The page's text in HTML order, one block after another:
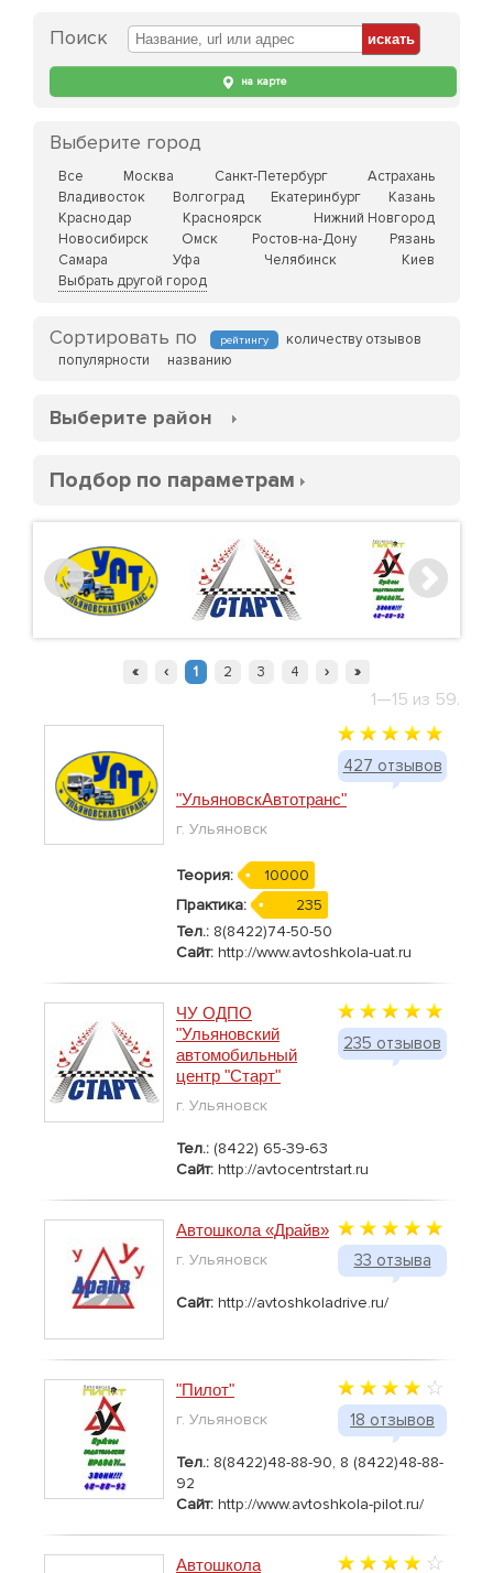
Поиск
на карте
Выберите город
Все Москва Санкт-Петербург
Астрахань
Владивосток
Волгоград Екатеринбург
Казань
Краснодар
Красноярск
Нижний Новгород
Новосибирск
Омск Ростов-на-Дону
Рязань
Самара
Уфа Челябинск
Киев
Выбрать другой город
Сортировать по рейтингу
количеству отзывов
популярности
названию
Выберите район
Подбор по параметрам
« ‹ 1 2 3 4 › »
1—15 из 59.
427 отзывов
"УльяновскАвтотранс"
г. Ульяновск
Теория:
10000
Практика:
235
Тел.: 8(8422)74-50-50
Сайт: http://www.avtoshkola-uat.ru
235 отзывов
ЧУ ОДПО
"Ульяновский
автомобильный
центр "Старт"
г. Ульяновск
Тел.: (8422) 65-39-63
Сайт: http://avtocentrstart.ru
33 отзыва
Автошкола «Драйв»
г. Ульяновск
Сайт: http://avtoshkoladrive.ru/
18 отзывов
"Пилот"
г. Ульяновск
Тел.: 8(8422)48-88-90, 8 (8422)48-88-
92
Сайт: http://www.avtoshkola-pilot.ru/
Автошкола